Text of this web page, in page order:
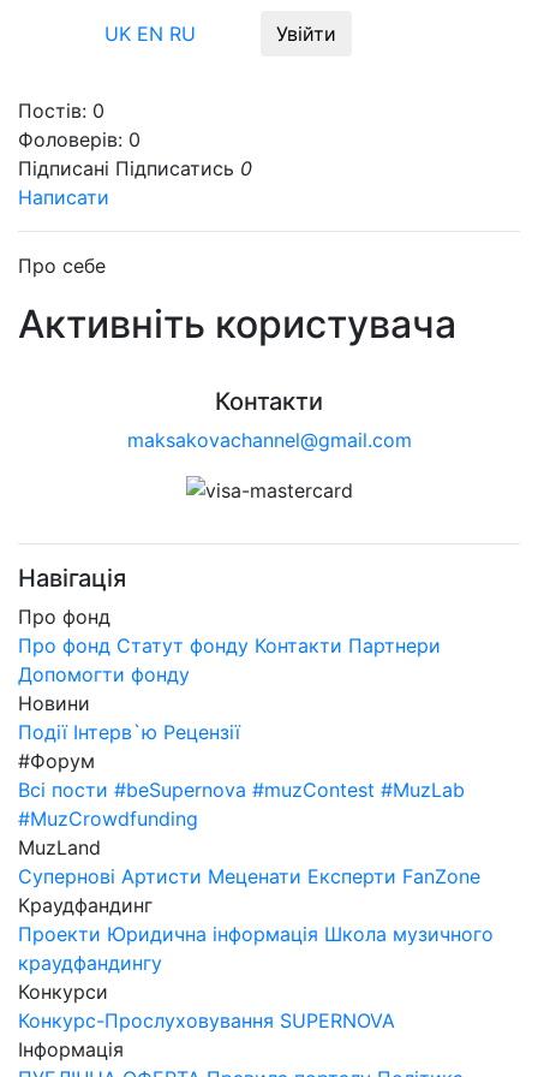
UK EN RU Увійти
Постів: 0
Фоловерів: 0
Підписані Підписатись 0
Написати
Про себе
Активніть користувача
Контакти
maksakovachannel@gmail.com
Навігація
Про фонд
Про фонд Статут фонду Контакти Партнери
Допомогти фонду
Новини
Події Інтерв`ю Рецензії
#Форум
Всі пости #beSupernova #muzContest #MuzLab
#MuzCrowdfunding
MuzLand
Супернові Артисти Меценати Експерти FanZone
Краудфандинг
Проекти Юридична інформація Школа музичного
краудфандингу
Конкурси
Конкурс-Прослуховування SUPERNOVA
Інформація